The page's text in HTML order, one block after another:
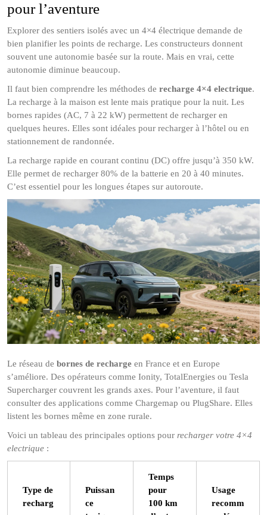
pour l’aventure
Explorer des sentiers isolés avec un 4×4 électrique demande de
bien planifier les points de recharge. Les constructeurs donnent
souvent une autonomie basée sur la route. Mais en vrai, cette
autonomie diminue beaucoup.
Il faut bien comprendre les méthodes de recharge 4×4 electrique.
La recharge à la maison est lente mais pratique pour la nuit. Les
bornes rapides (AC, 7 à 22 kW) permettent de recharger en
quelques heures. Elles sont idéales pour recharger à l’hôtel ou en
stationnement de randonnée.
La recharge rapide en courant continu (DC) offre jusqu’à 350 kW.
Elle permet de recharger 80% de la batterie en 20 à 40 minutes.
C’est essentiel pour les longues étapes sur autoroute.
Le réseau de bornes de recharge en France et en Europe
s’améliore. Des opérateurs comme Ionity, TotalEnergies ou Tesla
Supercharger couvrent les grands axes. Pour l’aventure, il faut
consulter des applications comme Chargemap ou PlugShare. Elles
listent les bornes même en zone rurale.
Voici un tableau des principales options pour recharger votre 4×4
electrique :
Type de
recharg
Puissan
ce
Temps
pour
100 km
Usage
recomm